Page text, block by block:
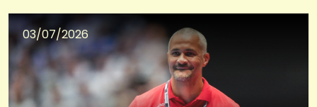
03/07/2026